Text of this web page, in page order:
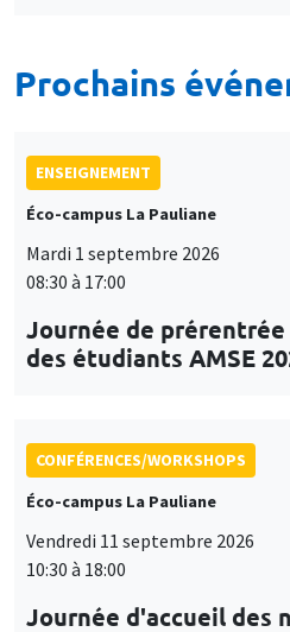
Prochains
ENSEIGNEMENT
Éco-campus La Pauliane
Mardi 1 septembre 2026
08:30 à 17:00
Journée de
des étudiants AMSE
CONFÉRENCES/WORKSHOPS
Éco-campus La Pauliane
Vendredi 11 septembre 2026
10:30 à 18:00
Journée d'accueil des